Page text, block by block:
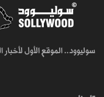
سوليوود.. الموقع الأول لأخبار